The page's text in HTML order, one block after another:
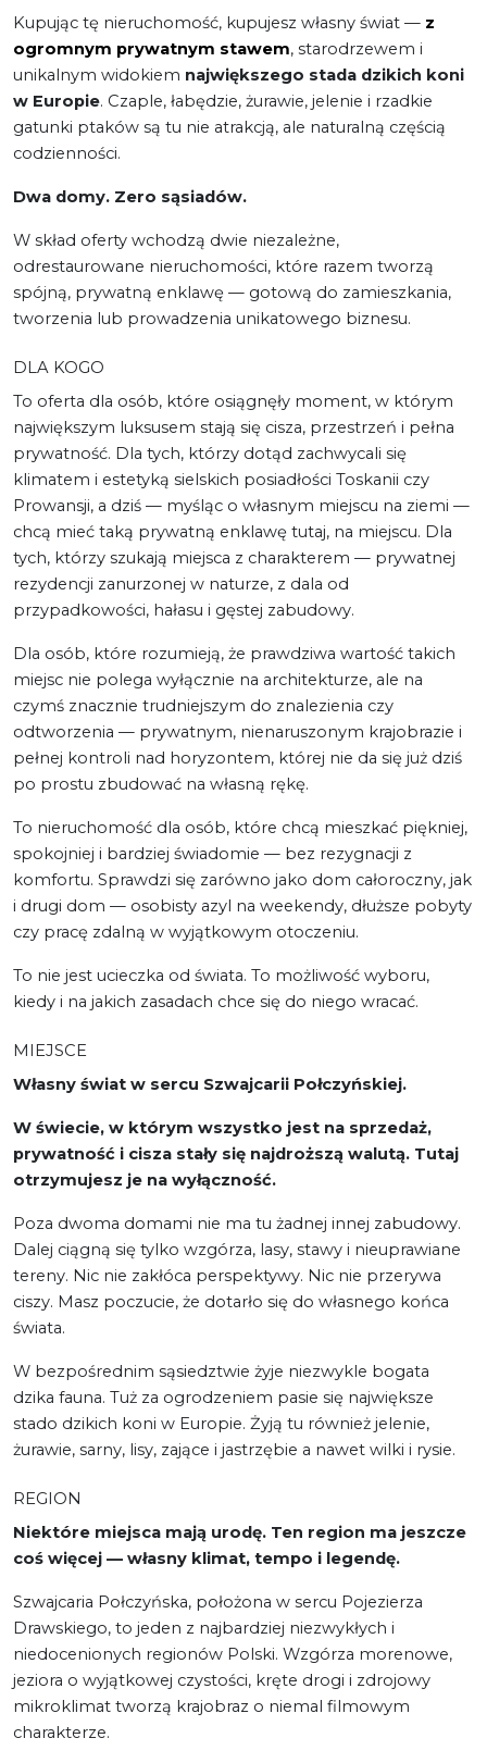
Kupując tę nieruchomość, kupujesz własny świat — z
ogromnym prywatnym stawem, starodrzewem i
unikalnym widokiem największego stada dzikich koni
w Europie. Czaple, łabędzie, żurawie, jelenie i rzadkie
gatunki ptaków są tu nie atrakcją, ale naturalną częścią
codzienności.
Dwa domy. Zero sąsiadów.
W skład oferty wchodzą dwie niezależne,
odrestaurowane nieruchomości, które razem tworzą
spójną, prywatną enklawę — gotową do zamieszkania,
tworzenia lub prowadzenia unikatowego biznesu.
DLA KOGO
To oferta dla osób, które osiągnęły moment, w którym
największym luksusem stają się cisza, przestrzeń i pełna
prywatność. Dla tych, którzy dotąd zachwycali się
klimatem i estetyką sielskich posiadłości Toskanii czy
Prowansji, a dziś — myśląc o własnym miejscu na ziemi —
chcą mieć taką prywatną enklawę tutaj, na miejscu. Dla
tych, którzy szukają miejsca z charakterem — prywatnej
rezydencji zanurzonej w naturze, z dala od
przypadkowości, hałasu i gęstej zabudowy.
Dla osób, które rozumieją, że prawdziwa wartość takich
miejsc nie polega wyłącznie na architekturze, ale na
czymś znacznie trudniejszym do znalezienia czy
odtworzenia — prywatnym, nienaruszonym krajobrazie i
pełnej kontroli nad horyzontem, której nie da się już dziś
po prostu zbudować na własną rękę.
To nieruchomość dla osób, które chcą mieszkać piękniej,
spokojniej i bardziej świadomie — bez rezygnacji z
komfortu. Sprawdzi się zarówno jako dom całoroczny, jak
i drugi dom — osobisty azyl na weekendy, dłuższe pobyty
czy pracę zdalną w wyjątkowym otoczeniu.
To nie jest ucieczka od świata. To możliwość wyboru,
kiedy i na jakich zasadach chce się do niego wracać.
MIEJSCE
Własny świat w sercu Szwajcarii Połczyńskiej.
W świecie, w którym wszystko jest na sprzedaż,
prywatność i cisza stały się najdroższą walutą. Tutaj
otrzymujesz je na wyłączność.
Poza dwoma domami nie ma tu żadnej innej zabudowy.
Dalej ciągną się tylko wzgórza, lasy, stawy i nieuprawiane
tereny. Nic nie zakłóca perspektywy. Nic nie przerywa
ciszy. Masz poczucie, że dotarło się do własnego końca
świata.
W bezpośrednim sąsiedztwie żyje niezwykle bogata
dzika fauna. Tuż za ogrodzeniem pasie się największe
stado dzikich koni w Europie. Żyją tu również jelenie,
żurawie, sarny, lisy, zające i jastrzębie a nawet wilki i rysie.
REGION
Niektóre miejsca mają urodę. Ten region ma jeszcze
coś więcej — własny klimat, tempo i legendę.
Szwajcaria Połczyńska, położona w sercu Pojezierza
Drawskiego, to jeden z najbardziej niezwykłych i
niedocenionych regionów Polski. Wzgórza morenowe,
jeziora o wyjątkowej czystości, kręte drogi i zdrojowy
mikroklimat tworzą krajobraz o niemal filmowym
charakterze.